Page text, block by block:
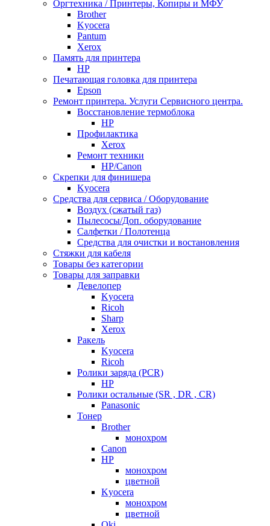
Оргтехника / Принтеры, Копиры и МФУ
Brother
Kyocera
Pantum
Xerox
Память для принтера
HP
Печатающая головка для принтера
Epson
Ремонт принтера. Услуги Сервисного центра.
Восстановление термоблока
HP
Профилактика
Xerox
Ремонт техники
HP/Canon
Скрепки для финишера
Kyocera
Средства для сервиса / Оборудование
Воздух (сжатый газ)
Пылесосы/Доп. оборудование
Салфетки / Полотенца
Средства для очистки и востановления
Стяжки для кабеля
Товары без категории
Товары для заправки
Девелопер
Kyocera
Ricoh
Sharp
Xerox
Ракель
Kyocera
Ricoh
Ролики заряда (PCR)
HP
Ролики остальные (SR , DR , CR)
Panasonic
Тонер
Brother
монохром
Canon
HP
монохром
цветной
Kyocera
монохром
цветной